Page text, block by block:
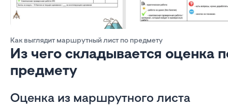
Как выглядит маршрутный лист по предмету
Из чего складывается оценка
предмету
Оценка из маршрутного листа